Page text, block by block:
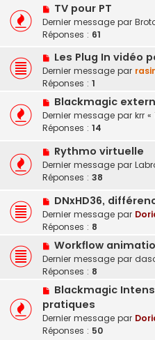
TV pour PT
Dernier message par
Réponses : 61
Les Plug In vidéo
Dernier message par
Réponses : 1
Blackmagic
Dernier message par krr «
Réponses : 14
Rythmo virtuelle
Dernier message par
Réponses : 38
DNxHD36,
Dernier message par
Réponses : 8
Workflow
Dernier message par
Réponses : 8
Blackmagic
pratiques
Dernier message par
Réponses : 50